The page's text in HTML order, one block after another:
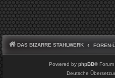
DAS BIZARRE STAHLWERK FOREN-
Powered by phpBB®
Deutsche